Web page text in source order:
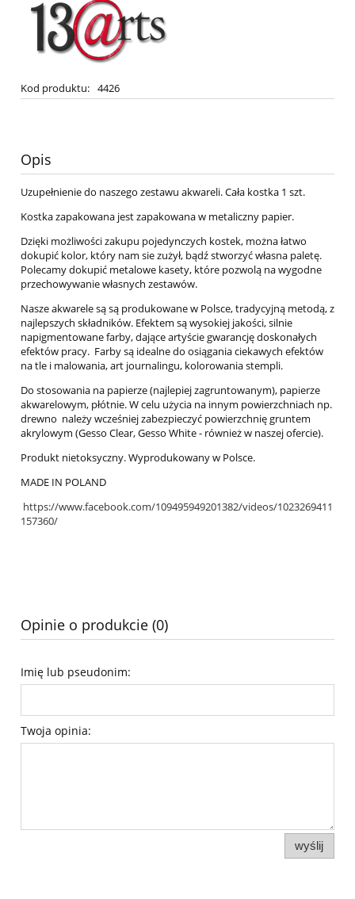
Kod produktu: 4426
Opis
Uzupełnienie do naszego zestawu akwareli. Cała kostka 1 szt.
Kostka zapakowana jest zapakowana w metaliczny papier.
Dzięki możliwości zakupu pojedynczych kostek, można łatwo
dokupić kolor, który nam sie zużył, bądź stworzyć własna paletę.
Polecamy dokupić metalowe kasety, które pozwolą na wygodne
przechowywanie własnych zestawów.
Nasze akwarele są są produkowane w Polsce, tradycyjną metodą, z
najlepszych składników. Efektem są wysokiej jakości, silnie
napigmentowane farby, dające artyście gwarancję doskonałych
efektów pracy. Farby są idealne do osiągania ciekawych efektów
na tle i malowania, art journalingu, kolorowania stempli.
Do stosowania na papierze (najlepiej zagruntowanym), papierze
akwarelowym, płótnie. W celu użycia na innym powierzchniach np.
drewno należy wcześniej zabezpieczyć powierzchnię gruntem
akrylowym (Gesso Clear, Gesso White - również w naszej ofercie).
Produkt nietoksyczny. Wyprodukowany w Polsce.
MADE IN POLAND
https://www.facebook.com/109495949201382/videos/1023269411
157360/
Opinie o produkcie (0)
Imię lub pseudonim:
Twoja opinia:
wyślij